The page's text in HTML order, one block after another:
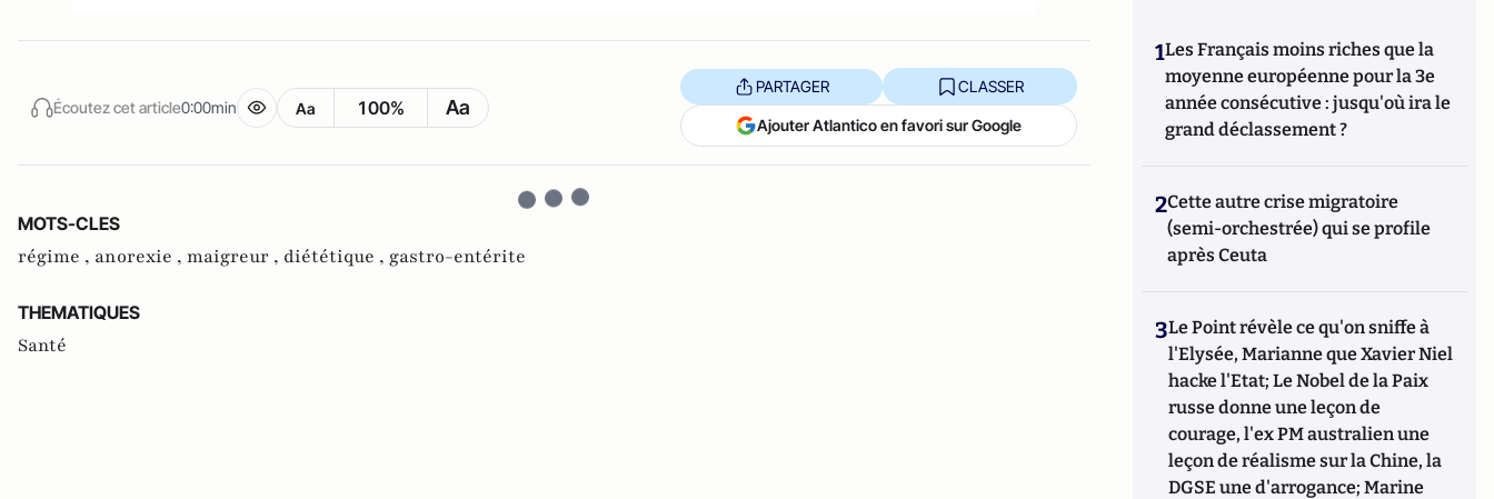
Écoutez cet article0:00min Aa 100% Aa
PARTAGER CLASSER
Ajouter Atlantico en favori sur Google
MOTS-CLES
régime , anorexie , maigreur , diététique , gastro-entérite
THEMATIQUES
Santé
1Les Français moins riches que la
moyenne européenne pour la 3e
année consécutive : jusqu'où ira le
grand déclassement ?
2Cette autre crise migratoire
(semi-orchestrée) qui se profile
après Ceuta
3Le Point révèle ce qu'on sniffe à
l'Elysée, Marianne que Xavier Niel
hacke l'Etat; Le Nobel de la Paix
russe donne une leçon de
courage, l'ex PM australien une
leçon de réalisme sur la Chine, la
DGSE une d'arrogance; Marine